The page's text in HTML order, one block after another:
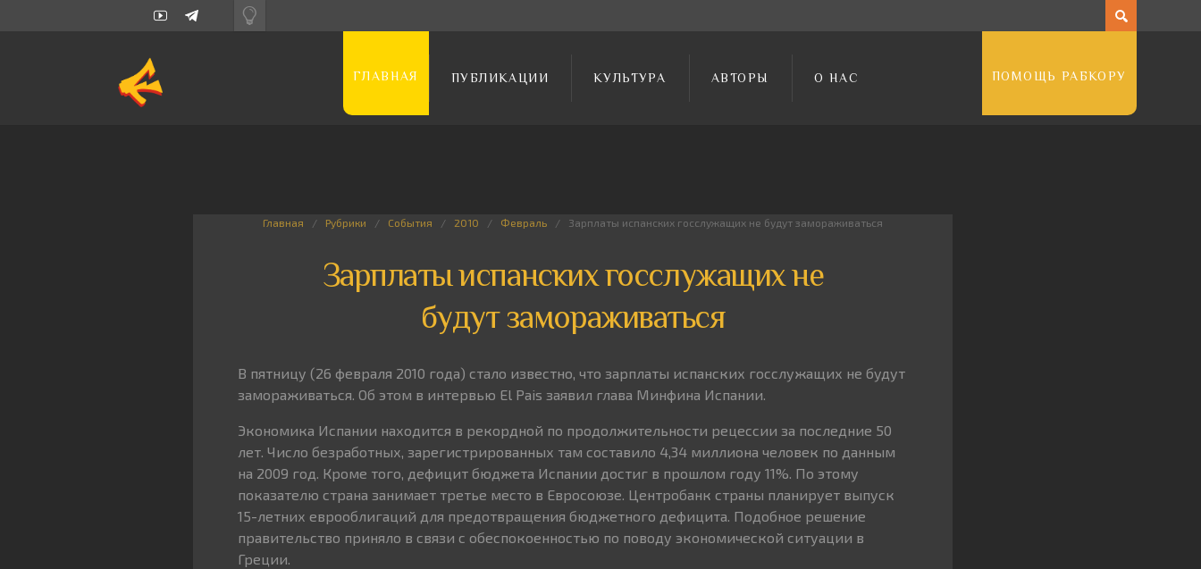
ГЛАВНАЯ ПУБЛИКАЦИИ КУЛЬТУРА АВТОРЫ О НАС ПОМОЩЬ РАБКОРУ
Главная Рубрики События 2010 Февраль Зарплаты испанских госслужащих не будут замораживаться
Зарплаты испанских госслужащих не
будут замораживаться
В пятницу (26 февраля 2010 года) стало известно, что зарплаты испанских госслужащих не будут
замораживаться. Об этом в интервью El Pais заявил глава Минфина Испании.
Экономика Испании находится в рекордной по продолжительности рецессии за последние 50
лет. Число безработных, зарегистрированных там составило 4,34 миллиона человек по данным
на 2009 год. Кроме того, дефицит бюджета Испании достиг в прошлом году 11%. По этому
показателю страна занимает третье место в Евросоюзе. Центробанк страны планирует выпуск
15-летних еврооблигаций для предотвращения бюджетного дефицита. Подобное решение
правительство приняло в связи с обеспокоенностью по поводу экономической ситуации в
Греции.